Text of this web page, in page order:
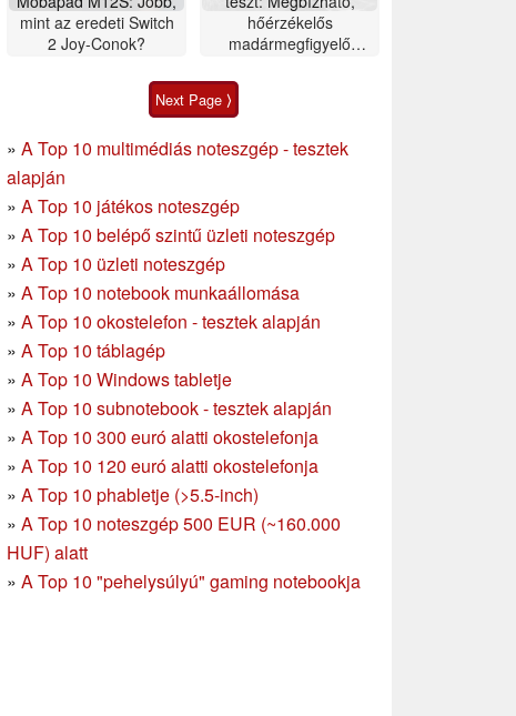
mint az eredeti Switch
2 Joy-Conok?
hőérzékelős
madármegfigyelő
érintőképernyővel
Next Page ⟩
» A Top 10 multimédiás noteszgép - tesztek
alapján
» A Top 10 játékos noteszgép
» A Top 10 belépő szintű üzleti noteszgép
» A Top 10 üzleti noteszgép
» A Top 10 notebook munkaállomása
» A Top 10 okostelefon - tesztek alapján
» A Top 10 táblagép
» A Top 10 Windows tabletje
» A Top 10 subnotebook - tesztek alapján
» A Top 10 300 euró alatti okostelefonja
» A Top 10 120 euró alatti okostelefonja
» A Top 10 phabletje (>5.5-inch)
» A Top 10 noteszgép 500 EUR (~160.000
HUF) alatt
» A Top 10 "pehelysúlyú" gaming notebookja